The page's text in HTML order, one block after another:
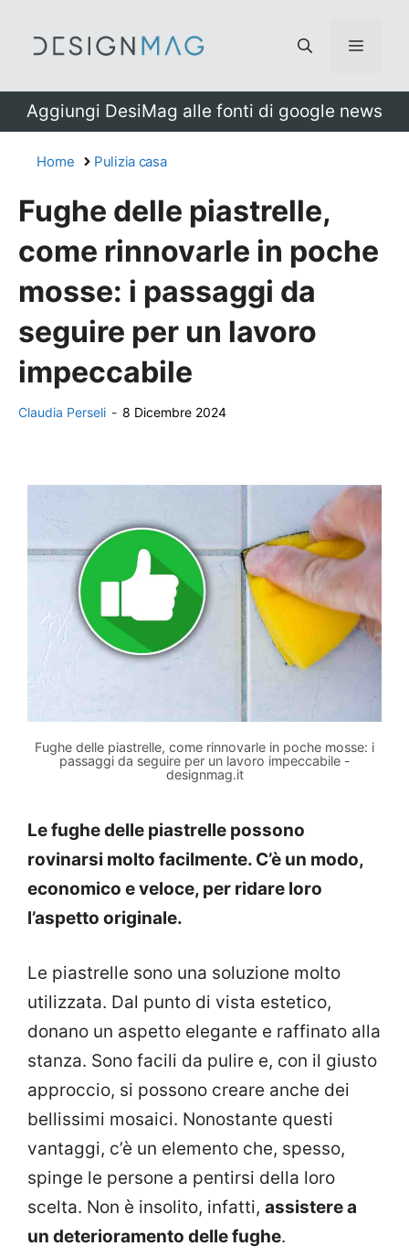
Menu
Aggiungi DesiMag alle fonti di google news
Home Pulizia casa
Fughe delle piastrelle,
come rinnovarle in poche
mosse: i passaggi da
seguire per un lavoro
impeccabile
Claudia Perseli - 8 Dicembre 2024
Fughe delle piastrelle, come rinnovarle in poche mosse: i
passaggi da seguire per un lavoro impeccabile -
designmag.it
Le fughe delle piastrelle possono
rovinarsi molto facilmente. C’è un modo,
economico e veloce, per ridare loro
l’aspetto originale.
Le piastrelle sono una soluzione molto
utilizzata. Dal punto di vista estetico,
donano un aspetto elegante e raffinato alla
stanza. Sono facili da pulire e, con il giusto
approccio, si possono creare anche dei
bellissimi mosaici. Nonostante questi
vantaggi, c’è un elemento che, spesso,
spinge le persone a pentirsi della loro
scelta. Non è insolito, infatti, assistere a
un deterioramento delle fughe.